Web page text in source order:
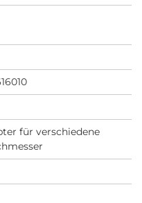
für verschiedene